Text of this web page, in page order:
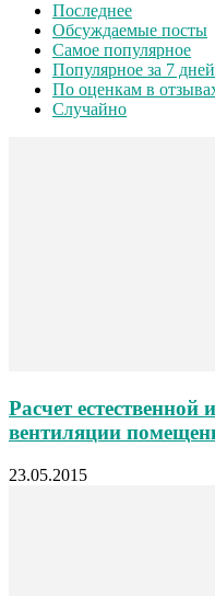
Последнее
Обсуждаемые посты
Самое популярное
Популярное за 7 дней
По оценкам в
Случайно
Расчет естественной
вентиляции
23.05.2015